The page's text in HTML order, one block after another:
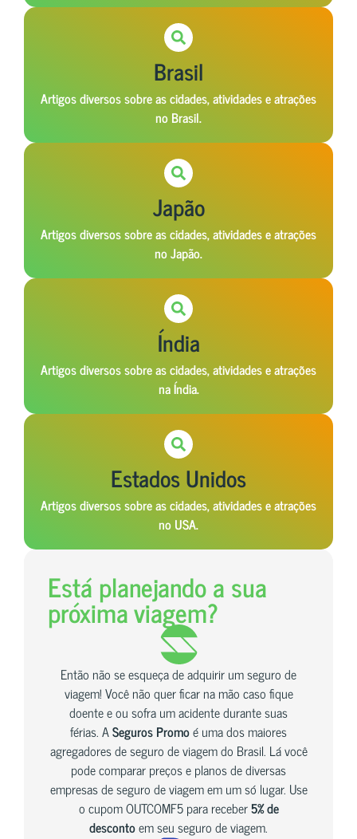
Brasil
Artigos diversos sobre as cidades, atividades e atrações
no Brasil.
Japão
Artigos diversos sobre as cidades, atividades e atrações
no Japão.
Índia
Artigos diversos sobre as cidades, atividades e atrações
na Índia.
Estados Unidos
Artigos diversos sobre as cidades, atividades e atrações
no USA.
Está planejando a sua
próxima viagem?
Então não se esqueça de adquirir um seguro de
viagem! Você não quer ficar na mão caso fique
doente e ou sofra um acidente durante suas
férias. ASeguros Promoé uma dos maiores
agregadores de seguro de viagem do Brasil. Lá você
pode comparar preços e planos de diversas
empresas de seguro de viagem em um só lugar. Use
o cupom OUTCOMF5 para receber5% de
descontoem seu seguro de viagem.